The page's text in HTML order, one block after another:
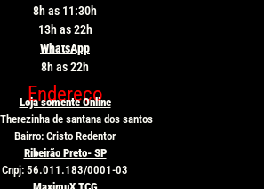
8h as 11:30h
13h as 22h
WhatsApp
8h as 22h
Endereço
Loja somente Online
de santana dos santos
Bairro: Cristo Redentor
Ribeirão Preto- SP
Cnpj: 56.011.183/0001-03